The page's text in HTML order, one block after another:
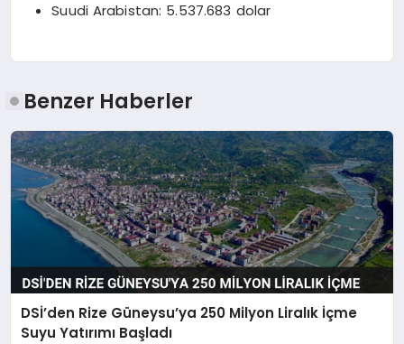
Suudi Arabistan: 5.537.683 dolar
Benzer Haberler
DSİ’den Rize Güneysu’ya 250 Milyon Liralık İçme
Suyu Yatırımı Başladı